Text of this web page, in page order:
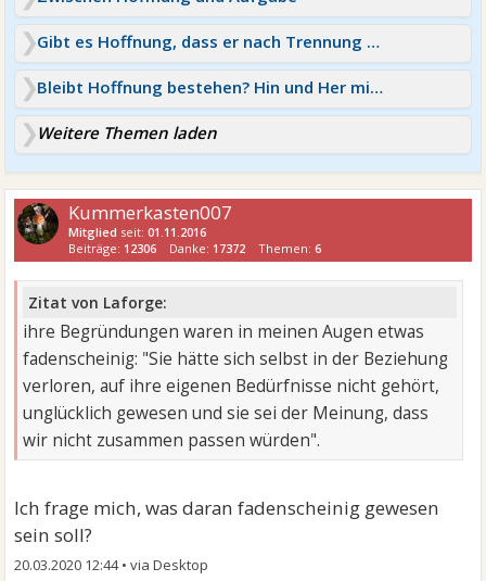
Gibt es Hoffnung, dass er nach Trennung zurück kommt?
Bleibt Hoffnung bestehen? Hin und Her mit Ex
Weitere Themen laden
Kummerkasten007
Mitglied seit:01.11.2016
Beiträge: 12306 Danke: 17372 Themen:6
Zitat von Laforge:
ihre Begründungen waren in meinen Augen etwas
fadenscheinig: "Sie hätte sich selbst in der Beziehung
verloren, auf ihre eigenen Bedürfnisse nicht gehört,
unglücklich gewesen und sie sei der Meinung, dass
wir nicht zusammen passen würden".
Ich frage mich, was daran fadenscheinig gewesen
sein soll?
20.03.2020 12:44•